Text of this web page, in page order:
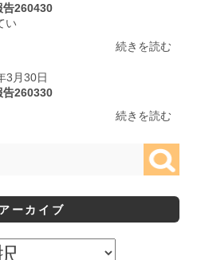
告260430
い
続きを読む
3月30日
告260330
続きを読む
ーカイブ